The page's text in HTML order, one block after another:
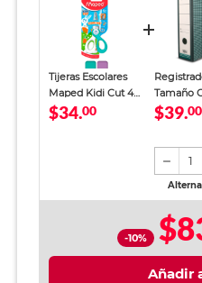
Tijeras Escolares
Maped Kidi Cut 4
pulgadas
$34.00
Tamaño
Office
$39.00
1
-10%
Añadir